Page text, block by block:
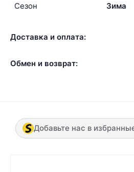
Сезон
Зима
Доставка и оплата:
Обмен и возврат:
Добавьте нас в